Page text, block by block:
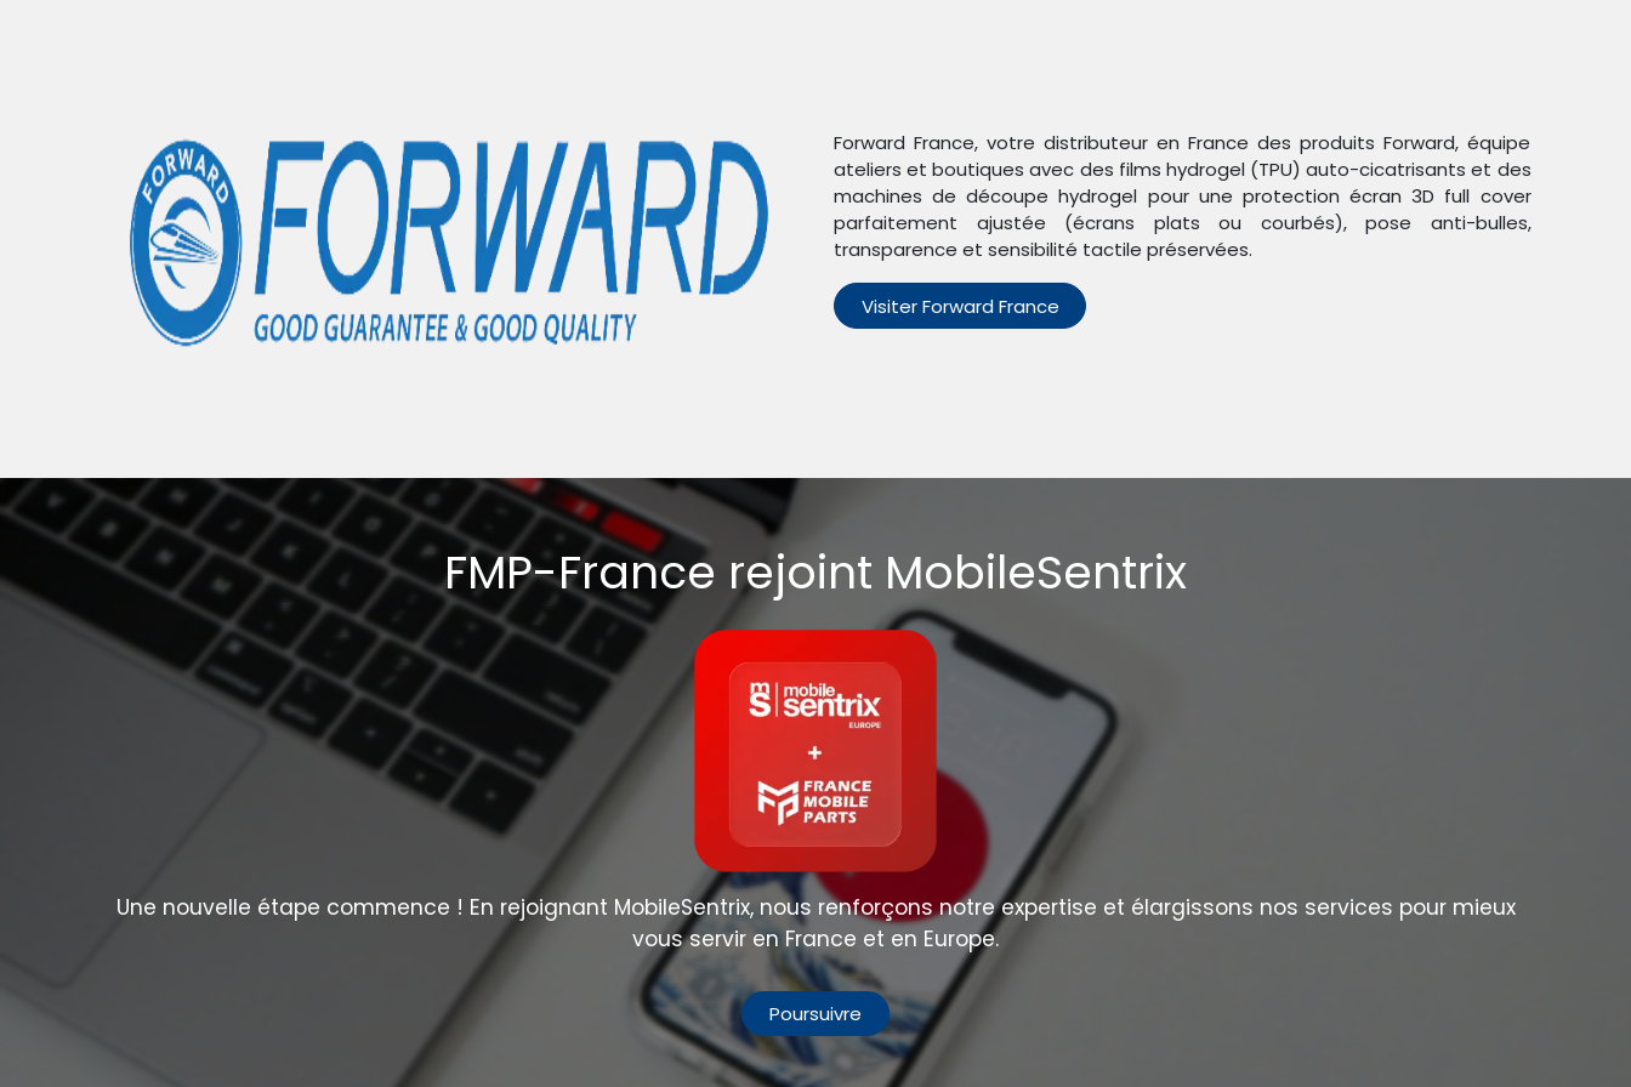
Accueil
Articles E3 D2203 (8CS-59080-0003) - 0 éléments Trier par : Étiquettes
Forward France, votre distributeur en France des produits Forward, équipe
ateliers et boutiques avec des films hydrogel (TPU) auto-cicatrisants et des
machines de découpe hydrogel pour une protection écran 3D full cover
parfaitement ajustée (écrans plats ou courbés), pose anti-bulles,
transparence et sensibilité tactile préservées.
Visiter Forward France
FMP-France rejoint MobileSentrix
Une nouvelle étape commence ! En rejoignant MobileSentrix, nous renforçons notre expertise et élargissons nos services pour mieux
vous servir en France et en Europe.
Poursuivre